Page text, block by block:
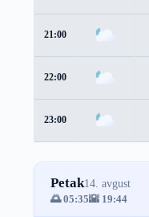
21:00
22:00
23:00
Petak14. avgust
🌅 05:35🌇 19:44